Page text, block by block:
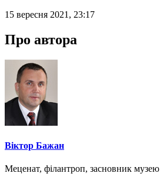
15 вересня 2021, 23:17
Про автора
Віктор Бажан
Меценат, філантроп, засновник музею